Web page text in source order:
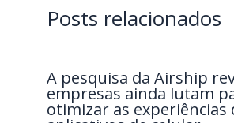
Posts relacionados
A pesquisa da Airship
empresas ainda lutam
otimizar as experiências